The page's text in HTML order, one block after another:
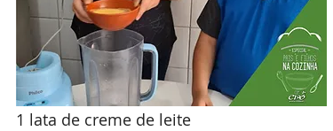
1 lata de creme de leite